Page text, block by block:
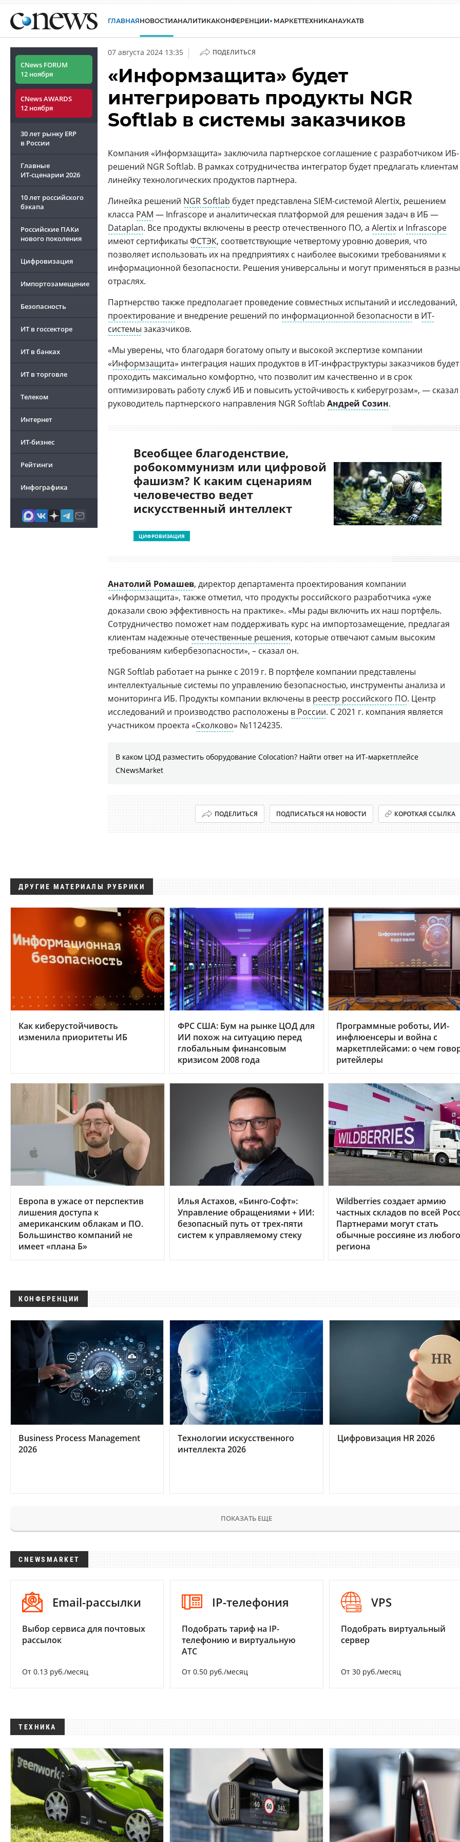
ГЛАВНАЯНОВОСТИАНАЛИТИКАКОНФЕРЕНЦИИ МАРКЕТТЕХНИКАНАУКАТВ
CNews FORUM
12 ноября
CNews AWARDS
12 ноября
30 лет рынку ERP
в России
Главные
ИТ-сценарии 2026
10 лет российского
бэкапа
Российские ПАКи
нового поколения
Цифровизация
Импортозамещение
Безопасность
ИТ в госсекторе
ИТ в банках
ИТ в торговле
Телеком
Интернет
ИТ-бизнес
Рейтинги
Инфографика
07 августа 2024 13:35 | ПОДЕЛИТЬСЯ
«Информзащита» будет
интегрировать продукты NGR
Softlab в системы заказчиков
Компания «Информзащита» заключила партнерское соглашение с разработчиком ИБ-
решений NGR Softlab. В рамках сотрудничества интегратор будет предлагать клиентам
линейку технологических продуктов партнера.
Линейка решений NGR Softlab будет представлена SIEM-системой Alertix, решением
класса PAM — Infrascope и аналитическая платформой для решения задач в ИБ —
Dataplan. Все продукты включены в реестр отечественного ПО, а Alertix и Infrascope
имеют сертификаты ФСТЭК, соответствующие четвертому уровню доверия, что
позволяет использовать их на предприятиях с наиболее высокими требованиями к
информационной безопасности. Решения универсальны и могут применяться в
отраслях.
Партнерство также предполагает проведение совместных испытаний и исследований,
проектирование и внедрение решений по информационной безопасности в ИТ-
системы заказчиков.
«Мы уверены, что благодаря богатому опыту и высокой экспертизе компании
«Информзащита» интеграция наших продуктов в ИТ-инфраструктуры заказчиков будет
проходить максимально комфортно, что позволит им качественно и в срок
оптимизировать работу служб ИБ и повысить устойчивость к киберугрозам», — сказал
руководитель партнерского направления NGR Softlab Андрей Созин.
Всеобщее благоденствие,
робокоммунизм или цифровой
фашизм? К каким сценариям
человечество ведет
искусственный интеллект
ЦИФРОВИЗАЦИЯ
Анатолий Ромашев, директор департамента проектирования компании
«Информзащита», также отметил, что продукты российского разработчика «уже
доказали свою эффективность на практике». «Мы рады включить их наш портфель.
Сотрудничество поможет нам поддерживать курс на импортозамещение, предлагая
клиентам надежные отечественные решения, которые отвечают самым высоким
требованиям кибербезопасности», – сказал он.
NGR Softlab работает на рынке с 2019 г. В портфеле компании представлены
интеллектуальные системы по управлению безопасностью, инструменты анализа и
мониторинга ИБ. Продукты компании включены в реестр российского ПО. Центр
исследований и производство расположены в России. С 2021 г. компания является
участником проекта «Сколково» №1124235.
В каком ЦОД разместить оборудование Colocation? Найти ответ на ИТ-маркетплейсе
CNewsMarket
ПОДЕЛИТЬСЯ ПОДПИСАТЬСЯ НА НОВОСТИ КОРОТКАЯ ССЫЛКА
ДРУГИЕ МАТЕРИАЛЫ РУБРИКИ
Как киберустойчивость
изменила приоритеты ИБ
ФРС США: Бум на рынке ЦОД для
ИИ похож на ситуацию перед
глобальным финансовым
кризисом 2008 года
Программные роботы, ИИ-
инфлюенсеры и война с
маркетплейсами: о чем
ритейлеры
Европа в ужасе от перспектив
лишения доступа к
американским облакам и ПО.
Большинство компаний не
имеет «плана Б»
Илья Астахов, «Бинго-Софт»:
Управление обращениями + ИИ:
безопасный путь от трех‑пяти
систем к управляемому стеку
Wildberries создает армию
частных складов по всей
Партнерами могут стать
обычные россияне из любого
региона
КОНФЕРЕНЦИИ
Business Process Management
2026
Технологии искусственного
интеллекта 2026
Цифровизация HR 2026
ПОКАЗАТЬ ЕЩЕ
CNEWSMARKET
Email-рассылки
Выбор сервиса для почтовых
рассылок
От 0.13 руб./месяц
IP-телефония
Подобрать тариф на IP-
телефонию и виртуальную
АТС
От 0.50 руб./месяц
VPS
Подобрать виртуальный
сервер
От 30 руб./месяц
ТЕХНИКА